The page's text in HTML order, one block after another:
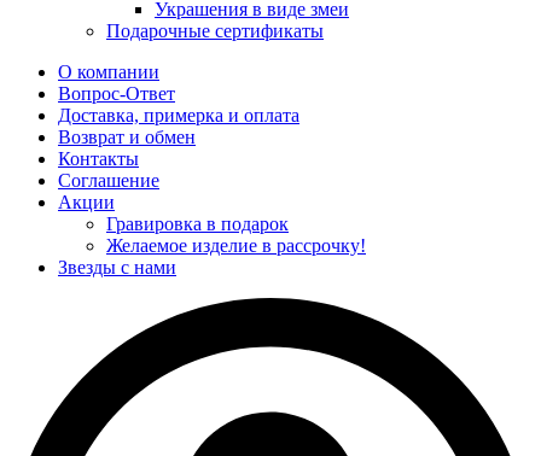
Украшения в виде змеи
Подарочные сертификаты
О компании
Вопрос-Ответ
Доставка, примерка и оплата
Возврат и обмен
Контакты
Соглашение
Акции
Гравировка в подарок
Желаемое изделие в рассрочку!
Звезды с нами